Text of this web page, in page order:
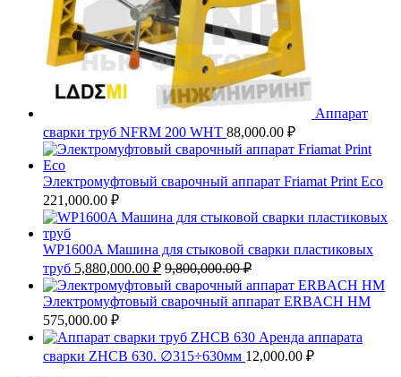
Аппарат
сварки труб NFRM 200 WHT 88,000.00 ₽
Электромуфтовый сварочный аппарат Friamat Print Eco
221,000.00 ₽
WP1600A Машина для стыковой сварки пластиковых
труб 5,880,000.00 ₽ 9,800,000.00₽
Электромуфтовый сварочный аппарат ERBACH HM
575,000.00 ₽
Аренда аппарата
сварки ZHCB 630. ∅315÷630мм 12,000.00 ₽